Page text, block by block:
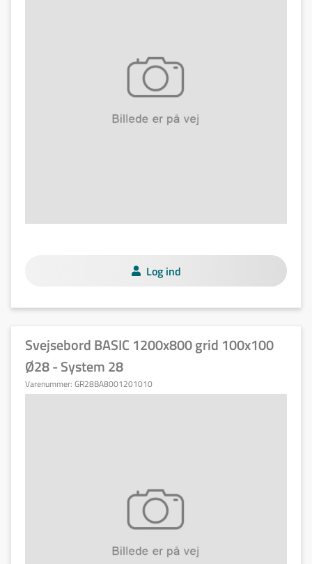
Log ind
Svejsebord BASIC 1200x800 grid 100x100
Ø28 - System 28
Varenummer: GR28BA8001201010